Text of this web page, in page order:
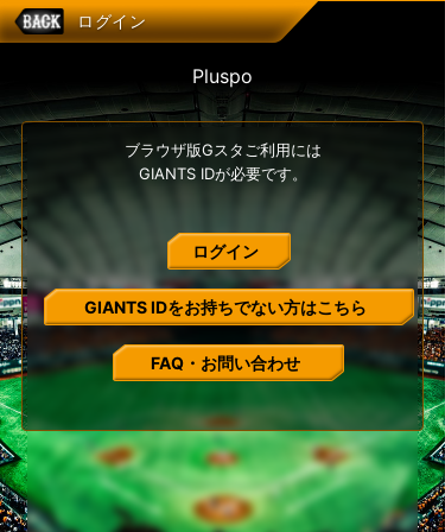
ログイン
Pluspo
ブラウザ版Gスタご利用には
GIANTS IDが必要です。
ログイン
GIANTS IDをお持ちでない方はこちら
FAQ・お問い合わせ